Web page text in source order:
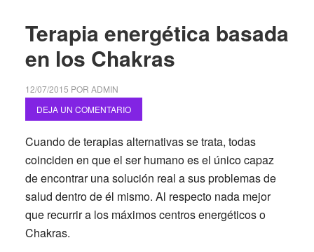
Terapia energética basada
en los Chakras
12/07/2015 POR ADMIN
DEJA UN COMENTARIO
Cuando de terapias alternativas se trata, todas
coinciden en que el ser humano es el único capaz
de encontrar una solución real a sus problemas de
salud dentro de él mismo. Al respecto nada mejor
que recurrir a los máximos centros energéticos o
Chakras.